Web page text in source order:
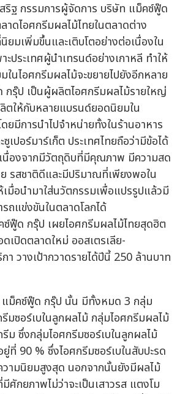
ริฐ กรรมการผู้จัดการ บริษัท แม็คซ์ฟู๊ด
าดไอศกรีมผลไม้ไทยในตลาดต่าง
ยมเพิ่มขึ้นและเติบโตอย่างต่อเนื่องใน
ะประเทศผู้นำเทรนด์อย่างเกาหลี ทำให้
ในไอศกรีมผลไม้จะขยายไปยังอีกหลาย
กรุ๊ป เป็นผู้ผลิตไอศกรีมผลไม้รายใหญ่
ตให้กับหลายแบรนด์ยอดนิยมใน
ยมีการนำไปจำหน่ายทั้งในร้านอาหาร
เปอร์มาร์เก็ต ประเทศไทยถือว่ามีข้อได้
นื่องจากมีวัตถุดิบที่มีคุณภาพ มีความสด
รสชาติดีและมีปริมาณที่เพียงพอใน
เมื่อนำมาใส่นวัตกรรมเพื่อแปรรูปแล้วมี
ถแข่งขันในตลาดโลกได้
ม็คซ์ฟู๊ด กรุ๊ป นั้น มีทั้งหมด 3 กลุ่ม
มซอร์เบในลูกผลไม้ กลุ่มไอศกรีมผลไม้
ม ซึ่งกลุ่มไอศกรีมซอร์เบในลูกผลไม้
ที่ 90 % ซึ่งไอศกรีมซอร์เบในสับปะรด
ามนิยมสูงสุด นอกจากนั้นยังมีผลไม้
ศักยภาพไม่ว่าจะเป็นเสาวรส แตงโม